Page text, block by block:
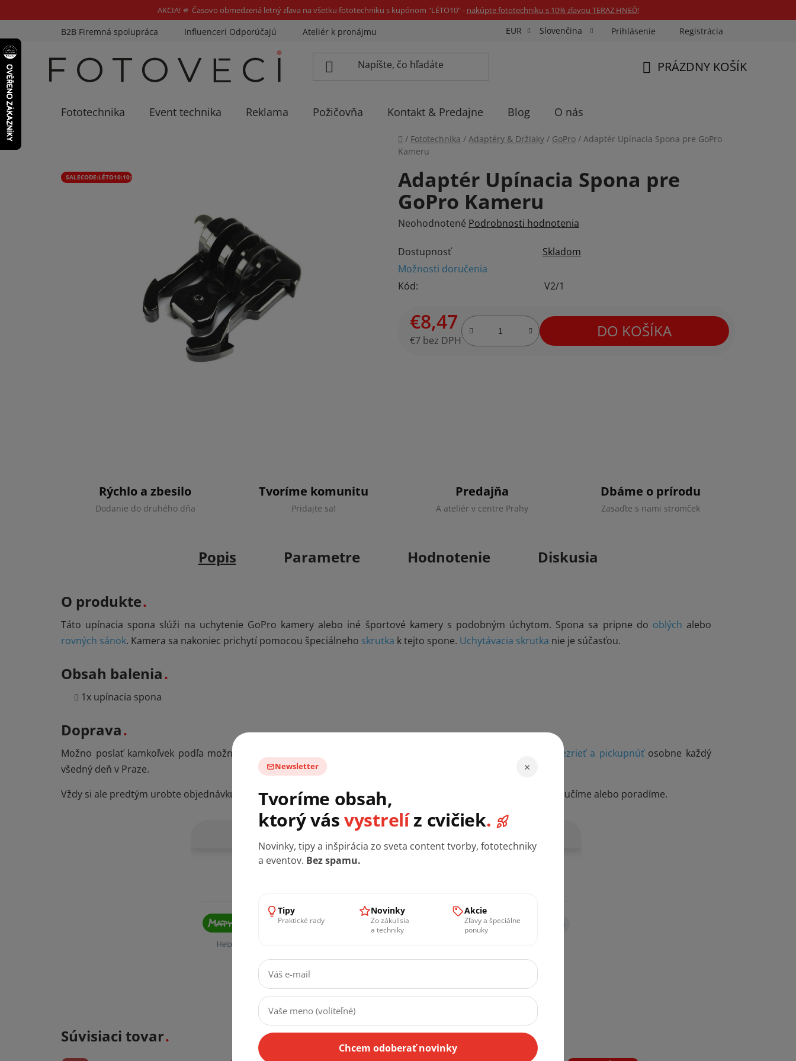
AKCIA! 🫵 Časovo obmedzená letný zľava na všetku fototechniku s kupónom "LÉTO10" - nakúpte fototechniku s 10% zľavou TERAZ HNEĎ!
na
obsah
B2B Firemná spolupráca Influenceri Odporúčajú Ateliér k pronájmu Eventovka Fotospin Neóny na mieru Preukazové Foto
EUR Slovenčina Prihlásenie Registrácia
PRÁZDNY KOŠÍK
Fototechnika Event technika Reklama Požičovňa Kontakt & Predajne Blog O nás
Domov
/ Fototechnika / Adaptéry & Držiaky / GoPro / Adaptér Upínacia Spona pre GoPro
Kameru
Adaptér Upínacia Spona pre
GoPro Kameru
Priemerné
produktu
je
0,0
hviezdičiek.
Neohodnotené Podrobnosti hodnotenia
Dostupnosť
Skladom
Možnosti doručenia
Kód:
V2/1
€8,47
€7 bez DPH
DO KOŠÍKA
SALECODE:LÉTO10:10:%
Rýchlo a zbesilo
Dodanie do druhého dňa
Tvoríme komunitu
Pridajte sa!
Predajňa
A ateliér v centre Prahy
Dbáme o prírodu
Zasaďte s nami stromček
Popis Parametre Hodnotenie Diskusia
O produkte
Táto upínacia spona slúži na uchytenie GoPro kamery alebo iné športové kamery s podobným úchytom. Spona sa pripne do oblých alebo
rovných sánok. Kamera sa nakoniec prichytí pomocou špeciálneho skrutka k tejto spone. Uchytávacia skrutka nie je súčasťou.
Obsah balenia
1x upínacia spona
Doprava
Možno poslať kamkoľvek podľa možností v prvom kroku objednávky. Ak je tovar na sklade, môžete si ho prezrieť a pickupnúťosobne každý
všedný deň v Praze.
Vždy si ale predtým urobte objednávku, aby sme všetko nachystali. Na mieste radi so všetkým pomôžeme, odporučíme alebo poradíme.
Súvisiaci tovar
ktorý vásvystrelíz cvičiek.
a eventov.Bez spamu.
Praktické rady
a techniky
ponuky